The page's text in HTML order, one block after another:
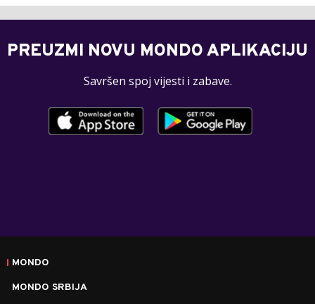
PREUZMI NOVU MONDO APLIKACIJU
Savršen spoj vijesti i zabave.
MONDO
MONDO SRBIJA